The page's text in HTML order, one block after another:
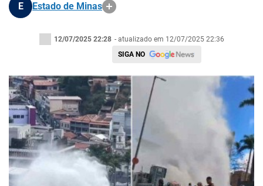
E Estado de Minas
12/07/2025 22:28 - atualizado em 12/07/2025 22:36
SIGA NO